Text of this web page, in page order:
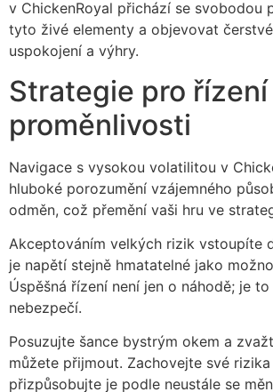
v ChickenRoyal přichází se svobodou
tyto živé elementy a objevovat
uspokojení a výhry.
Strategie pro
proměnlivosti
Navigace s vysokou volatilitou v
hluboké porozumění vzájemného
odměn, což přemění vaši hru ve
Akceptováním velkých rizik vstoupíte
je napětí stejně hmatatelné jako
Úspěšná řízení není jen o náhodě; je
nebezpečí.
Posuzujte šance bystrým okem a
můžete přijmout. Zachovejte své
přizpůsobujte je podle neustále se